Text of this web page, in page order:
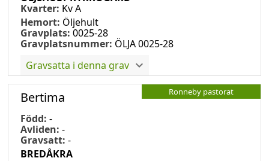
Kvarter: Kv A
Hemort: Öljehult
Gravplats: 0025-28
Gravplatsnummer: ÖLJA 0025-28
Gravsatta i denna grav
Ronneby pastorat
Bertima
Född: -
Avliden: -
Gravsatt: -
BREDÅKRA